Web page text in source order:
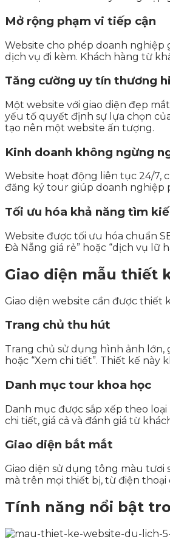
Mở rộng phạm vi tiếp cận
Website cho phép doanh nghiệp
dịch vụ đi kèm. Khách hàng từ
Tăng cường uy tín thương
Một website với giao diện đẹp
yếu tố quyết định sự lựa chọn
tạo nên một website ấn tượng.
Kinh doanh không ngừng
Website hoạt động liên tục 24/7,
đăng ký tour giúp doanh nghiệp
Tối ưu hóa khả năng tìm
Website được tối ưu hóa chuẩn
Đà Nẵng giá rẻ” hoặc “dịch vụ lữ
Giao diện mẫu thiết
Giao diện website cần được thiết
Trang chủ thu hút
Trang chủ sử dụng hình ảnh lớn,
hoặc “Xem chi tiết”. Thiết kế
Danh mục tour khoa học
Danh mục được sắp xếp theo
chi tiết, giá cả và đánh giá từ
Giao diện bắt mắt
Giao diện sử dụng tông màu tươi
mà trên mọi thiết bị, từ điện thoại
Tính năng nổi bật